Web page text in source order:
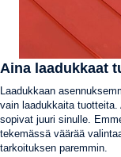
Aina laadukkaat
Laadukkaan
vain laadukkaita
sopivat juuri sinulle.
tekemässä väärää
tarkoituksen paremmin.